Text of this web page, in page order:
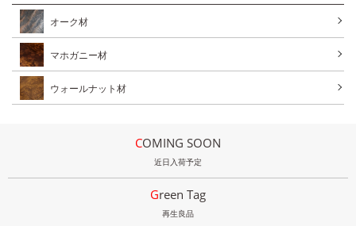
オーク材
マホガニー材
ウォールナット材
COMING SOON
近日入荷予定
Green Tag
再生良品